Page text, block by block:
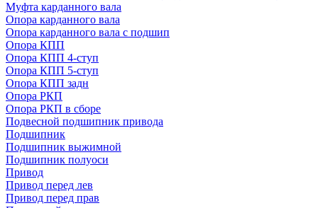
Муфта карданного вала
Опора карданного вала
Опора карданного вала с подшип
Опора КПП
Опора КПП 4-ступ
Опора КПП 5-ступ
Опора КПП задн
Опора РКП
Опора РКП в сборе
Подвесной подшипник привода
Подшипник
Подшипник выжимной
Подшипник полуоси
Привод
Привод перед лев
Привод перед прав